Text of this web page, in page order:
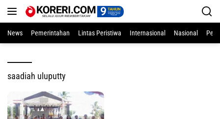
News
Pemerintahan Lintas Peristiwa Internasional Nasional
saadiah uluputty